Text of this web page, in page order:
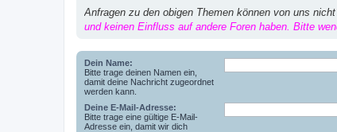
Anfragen zu den obigen Themen können von uns
und keinen Einfluss auf andere Foren haben. Bitte
Dein Name:
Bitte trage deinen Namen ein,
damit deine Nachricht zugeordnet
werden kann.
Deine E-Mail-Adresse:
Bitte trage eine gültige E-Mail-
Adresse ein, damit wir dich